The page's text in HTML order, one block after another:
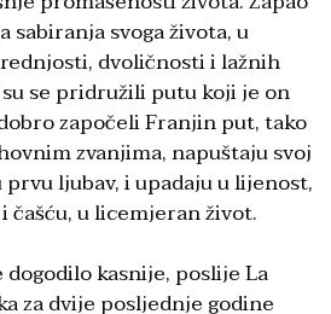
sabiranja svoga života, u
dvoličnosti i lažnih
se pridružili putu koji je on
započeli Franjin put, tako
zvanjima, napuštaju svoj
ljubav, i upadaju u lijenost,
čašću, u licemjeran život.
dogodilo kasnije, poslije La
za dvije posljednje godine